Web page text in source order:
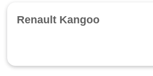
Renault Kangoo